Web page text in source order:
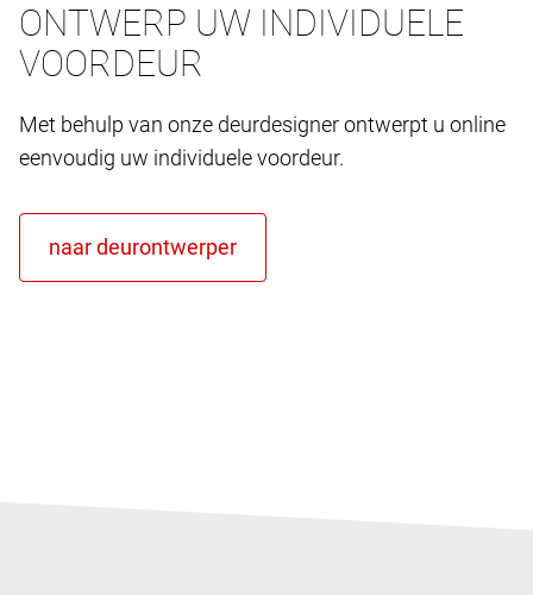
ONTWERP UW INDIVIDUELE
VOORDEUR
Met behulp van onze deurdesigner ontwerpt u online
eenvoudig uw individuele voordeur.